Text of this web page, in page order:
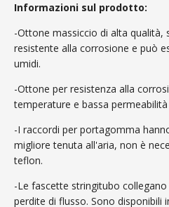
Informazioni sul prodotto:
-Ottone massiccio di alta
resistente alla corrosione e può
umidi.
-Ottone per resistenza alla
temperature e bassa
-I raccordi per portagomma
migliore tenuta all'aria, non è
teflon.
-Le fascette stringitubo
perdite di flusso. Sono disponibili